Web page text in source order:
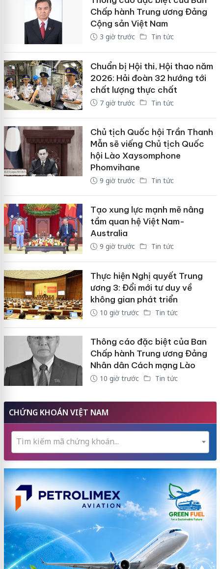
Chấp hành Trung ương Đảng
Cộng sản Việt Nam
3 giờ trước Tin tức
Chuẩn bị Hội thi, Hội thao năm
2026: Hải đoàn 32 hướng tới
chất lượng thực chất
7 giờ trước Tin tức
Chủ tịch Quốc hội Trần Thanh
Mẫn sẽ viếng Chủ tịch Quốc
hội Lào Xaysomphone
Phomvihane
9 giờ trước Tin tức
Tạo xung lực mạnh mẽ nâng
tầm quan hệ Việt Nam-
Australia
9 giờ trước Tin tức
Thực hiện Nghị quyết Trung
ương 3: Đổi mới tư duy về
không gian phát triển
10 giờ trước Tin tức
Thông cáo đặc biệt của Ban
Chấp hành Trung ương Đảng
Nhân dân Cách mạng Lào
10 giờ trước Tin tức
CHỨNG KHOÁN VIỆT NAM
Tìm kiếm mã chứng khoán...